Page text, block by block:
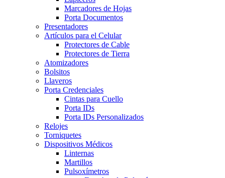
Marcadores de Hojas
Porta Documentos
Presentadores
Artículos para el Celular
Protectores de Cable
Protectores de Tierra
Atomizadores
Bolsitos
Llaveros
Porta Credenciales
Cintas para Cuello
Porta IDs
Porta IDs Personalizados
Relojes
Torniquetes
Dispositivos Médicos
Linternas
Martillos
Pulsoxímetros